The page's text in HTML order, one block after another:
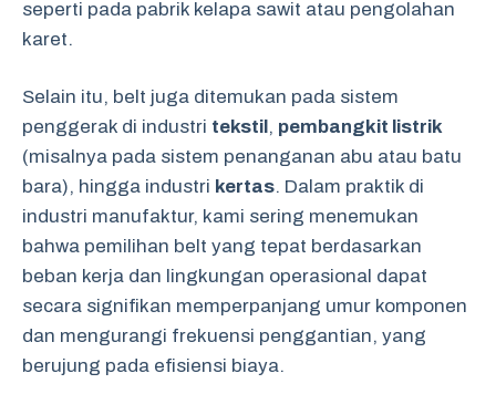
seperti pada pabrik kelapa sawit atau pengolahan
karet.
Selain itu, belt juga ditemukan pada sistem
penggerak di industri tekstil, pembangkit listrik
(misalnya pada sistem penanganan abu atau batu
bara), hingga industri kertas. Dalam praktik di
industri manufaktur, kami sering menemukan
bahwa pemilihan belt yang tepat berdasarkan
beban kerja dan lingkungan operasional dapat
secara signifikan memperpanjang umur komponen
dan mengurangi frekuensi penggantian, yang
berujung pada efisiensi biaya.